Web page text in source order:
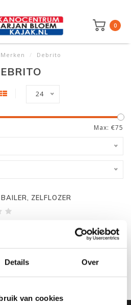
Details Over
van cookies
0
Merken / Debrito
24
Max: €75
ZELFLOZER